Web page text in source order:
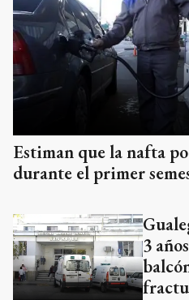
Estiman que la nafta
durante el primer
3